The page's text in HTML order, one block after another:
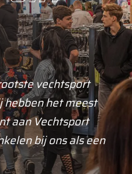
vechtsport
hebben het meest
aan Vechtsport
bij ons als een